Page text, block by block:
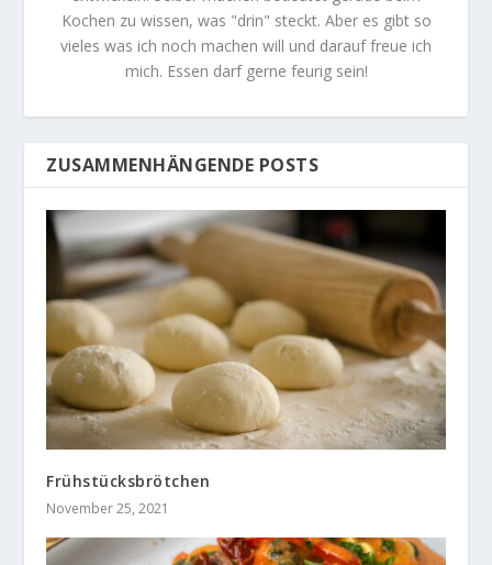
Kochen zu wissen, was "drin" steckt. Aber es gibt so
vieles was ich noch machen will und darauf freue ich
mich. Essen darf gerne feurig sein!
ZUSAMMENHÄNGENDE POSTS
Frühstücksbrötchen
November 25, 2021